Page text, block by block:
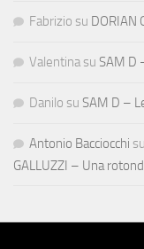
Fabrizio su DORIAN
Valentina su SAM D
Danilo su SAM D –
Antonio Bacciocchi su
GALLUZZI – Una